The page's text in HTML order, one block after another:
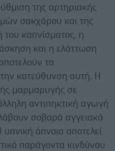
της αρτηριακής
σακχάρου και της
του καπνίσματος, η
και η ελάττωση
τα
κατεύθυνση αυτή. Η
μαρμαρυγής σε
αντιπηκτική αγωγή
σοβαρά αγγειακά
άπνοια αποτελεί
παράγοντα κινδύνου